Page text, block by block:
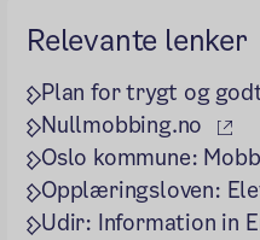
Relevante lenker
Plan for trygt og
Nullmobbing.no
Oslo kommune:
Opplæringsloven:
Udir: Information in